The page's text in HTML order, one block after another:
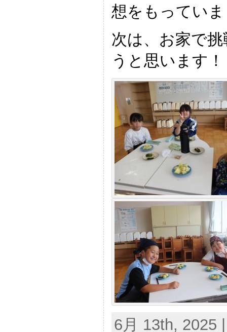
想をもってい
次は、お家で
うと思います！
6月 13th, 2025